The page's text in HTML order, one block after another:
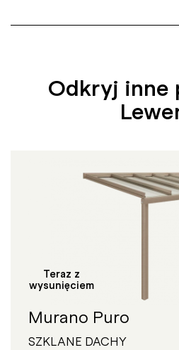
Odkryj inne
Teraz z
wysunięciem
Murano Puro
SZKLANE DACHY